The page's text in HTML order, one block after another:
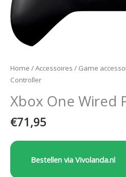
Home /Accessoires / Game
Controller
Xbox One Wired
€71,95
Bestellen via Vivolanda.nl